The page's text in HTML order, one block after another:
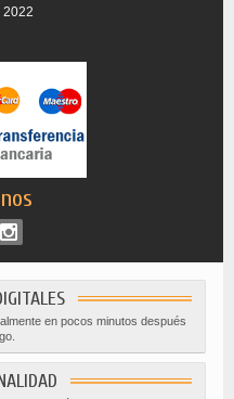
2022
en pocos minutos después